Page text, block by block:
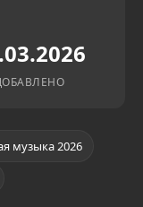
музыка 2026